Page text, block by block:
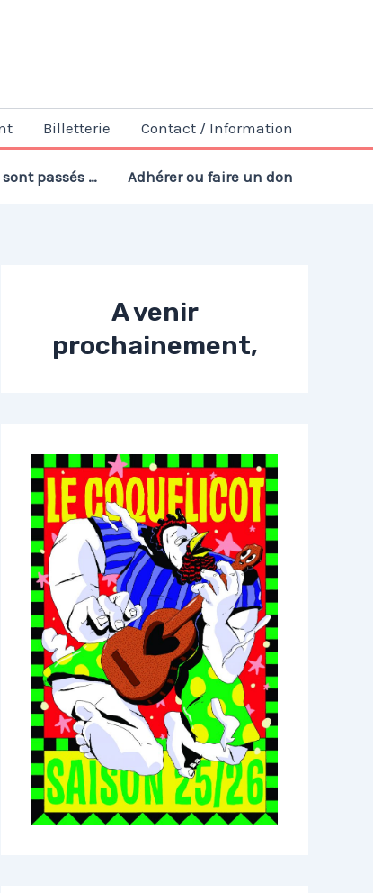
Billetterie Contact / Information
sont passés … Adhérer ou faire un don
A venir
prochainement,